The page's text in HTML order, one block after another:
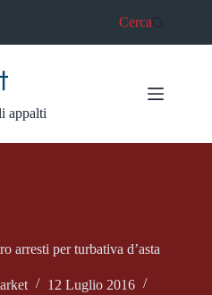
Cerca
appalti
arresti per turbativa d’asta
12 Luglio 2016